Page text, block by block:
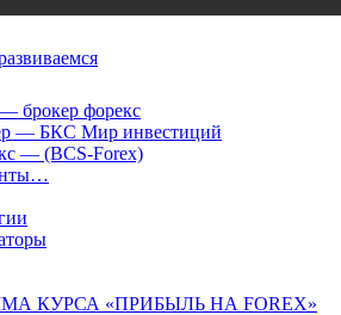
брокер форекс
— БКС Мир инвестиций
— (BCS-Forex)
КУРСА «ПРИБЫЛЬ НА FOREX»